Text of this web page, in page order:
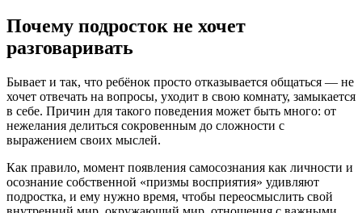
Почему подросток не хочет
разговаривать
Бывает и так, что ребёнок просто отказывается общаться — не
хочет отвечать на вопросы, уходит в свою комнату, замыкается
в себе. Причин для такого поведения может быть много: от
нежелания делиться сокровенным до сложности с
выражением своих мыслей.
Как правило, момент появления самосознания как личности и
осознание собственной «призмы восприятия» удивляют
подростка, и ему нужно время, чтобы переосмыслить свой